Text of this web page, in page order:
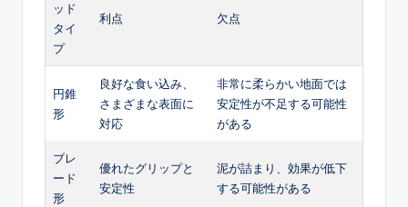
ッド
タイ
プ
利点 欠点
円錐
形
良好な食い込み、
さまざまな表面に
対応
非常に柔らかい地面では
安定性が不足する可能性
がある
ブレ
ード
形
優れたグリップと
安定性
泥が詰まり、効果が低下
する可能性がある